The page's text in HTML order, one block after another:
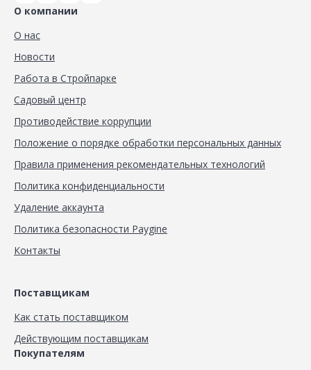
О компании
О нас
Новости
Работа в Стройпарке
Садовый центр
Противодействие коррупции
Положение о порядке обработки персональных данных
Правила применения рекомендательных технологий
Политика конфиденциальности
Удаление аккаунта
Политика безопасности Paygine
Контакты
Поставщикам
Как стать поставщиком
Действующим поставщикам
Покупателям